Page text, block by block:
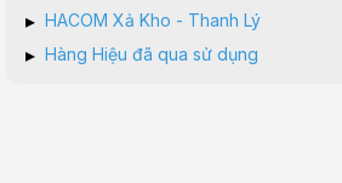
▸ HACOM Xả Kho - Thanh Lý
▸ Hàng Hiệu đã qua sử dụng